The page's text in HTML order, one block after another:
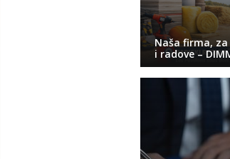
Naša firma,
i radove –